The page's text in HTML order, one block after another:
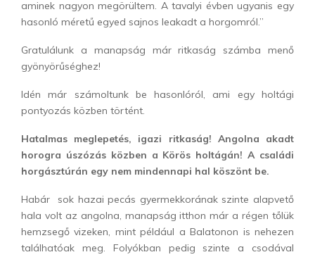
aminek nagyon megörültem. A tavalyi évben ugyanis egy
hasonló méretű egyed sajnos leakadt a horgomról.”
Gratulálunk a manapság már ritkaság számba menő
gyönyörűséghez!
Idén már számoltunk be hasonlóról, ami egy holtági
pontyozás közben történt.
Hatalmas meglepetés, igazi ritkaság! Angolna akadt
horogra úszózás közben a Körös holtágán! A családi
horgásztúrán egy nem mindennapi hal köszönt be.
Habár sok hazai pecás gyermekkorának szinte alapvető
hala volt az angolna, manapság itthon már a régen tőlük
hemzsegő vizeken, mint például a Balatonon is nehezen
találhatóak meg. Folyókban pedig szinte a csodával